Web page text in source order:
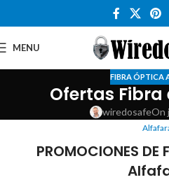
MENU
FIBRA ÓPTICA
Ofertas
wiredosafeOn
PROMOCIONES DE